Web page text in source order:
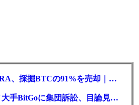
マイニング大手MARA、採掘BTCの91%を売却｜純損失6億ドル
仮想通貨カストディ大手BitGoに集団訴訟、目論見書が争点に